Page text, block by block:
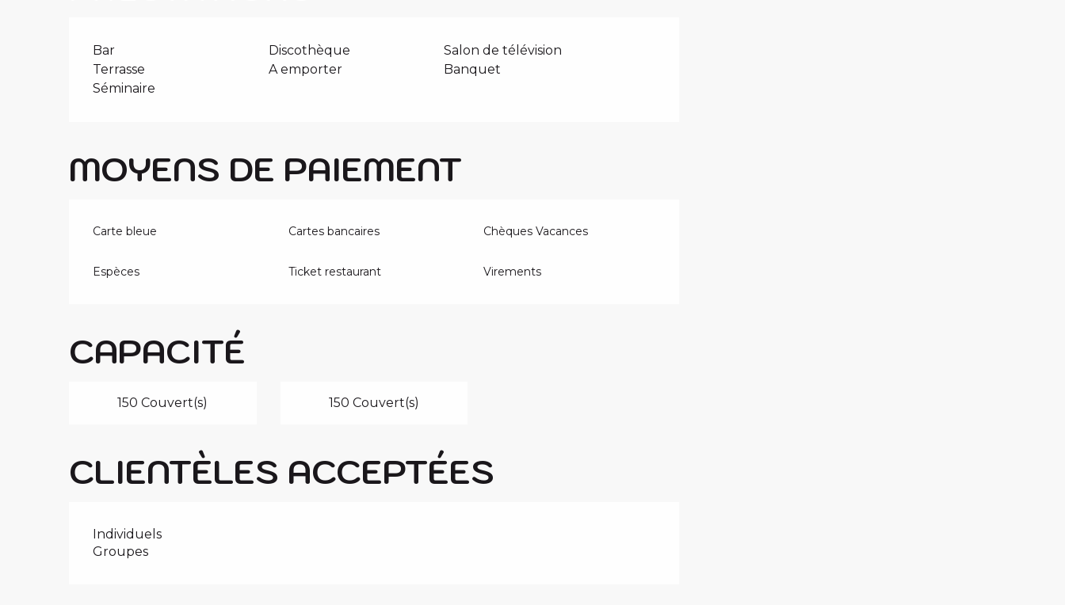
Bar Discothèque
Salon de télévision
Terrasse
A emporter
Banquet
Séminaire
MOYENS DE PAIEMENT
Carte bleue Cartes bancaires Chèques Vacances
Espèces Ticket restaurant Virements
CAPACITÉ
150 Couvert(s) 150 Couvert(s)
CLIENTÈLES ACCEPTÉES
Individuels
Groupes